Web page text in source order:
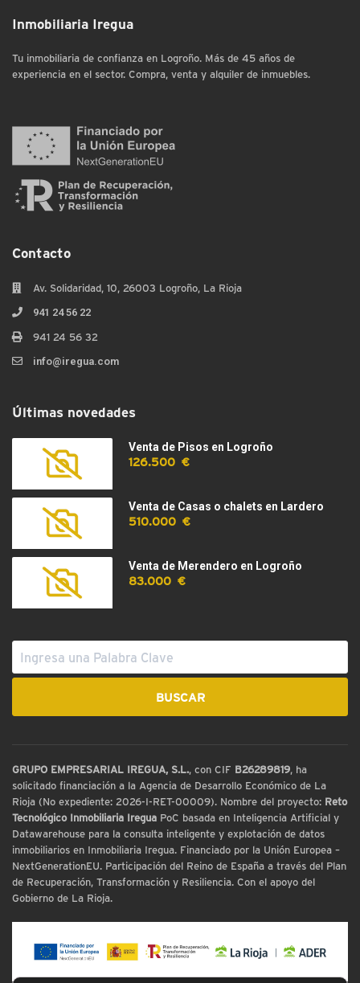
Inmobiliaria Iregua
Tu inmobiliaria de confianza en Logroño. Más de 45 años de
experiencia en el sector. Compra, venta y alquiler de inmuebles.
Contacto
Av. Solidaridad, 10, 26003 Logroño, La Rioja
941 24 56 22
941 24 56 32
info@iregua.com
Últimas novedades
Venta de Pisos en Logroño
126.500 €
Venta de Casas o chalets en Lardero
510.000 €
Venta de Merendero en Logroño
83.000 €
GRUPO EMPRESARIAL IREGUA, S.L., con CIF B26289819, ha
solicitado financiación a la Agencia de Desarrollo Económico de La
Rioja (No expediente: 2026-I-RET-00009). Nombre del proyecto: Reto
Tecnológico Inmobiliaria Iregua PoC basada en Inteligencia Artificial y
Datawarehouse para la consulta inteligente y explotación de datos
inmobiliarios en Inmobiliaria Iregua. Financiado por la Unión Europea –
NextGenerationEU. Participación del Reino de España a través del Plan
de Recuperación, Transformación y Resiliencia. Con el apoyo del
Gobierno de La Rioja.